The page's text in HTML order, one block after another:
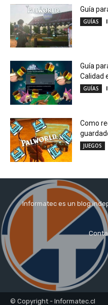
Guía
GUÍAS
Guía
Calidad
GUÍAS
Como
JUEGOS
Informatec es un blog
© Copyright - Informatec.cl